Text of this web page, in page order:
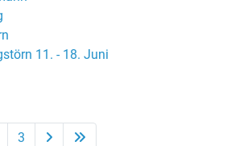
11. - 18. Juni
3